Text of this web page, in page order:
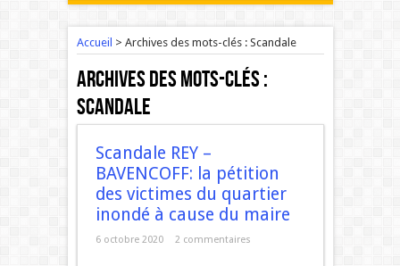
Accueil > Archives des mots-clés : Scandale
Archives des mots-clés :
Scandale
Scandale REY –
BAVENCOFF: la pétition
des victimes du quartier
inondé à cause du maire
6 octobre 2020 2 commentaires